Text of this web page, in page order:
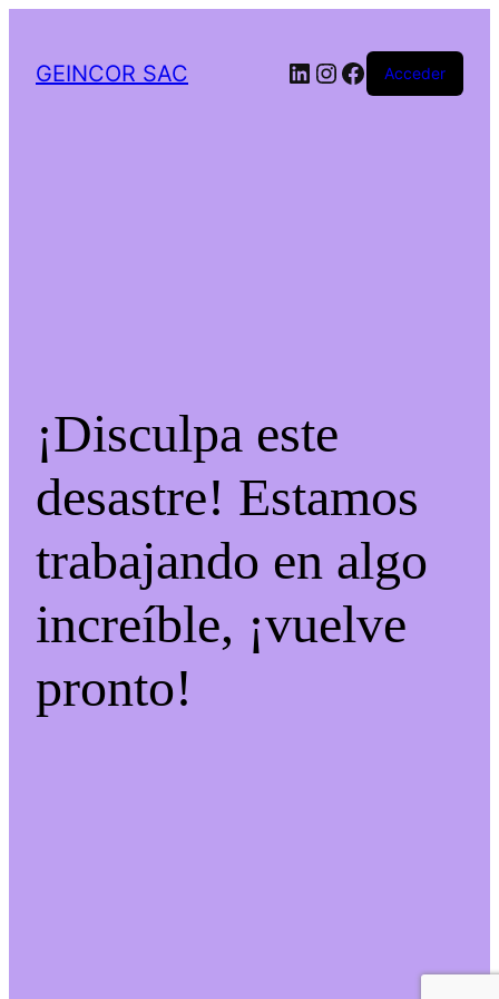
GEINCOR SAC LinkedIn
Instagram
Facebook
Acceder
¡Disculpa este
desastre! Estamos
trabajando en algo
increíble, ¡vuelve
pronto!